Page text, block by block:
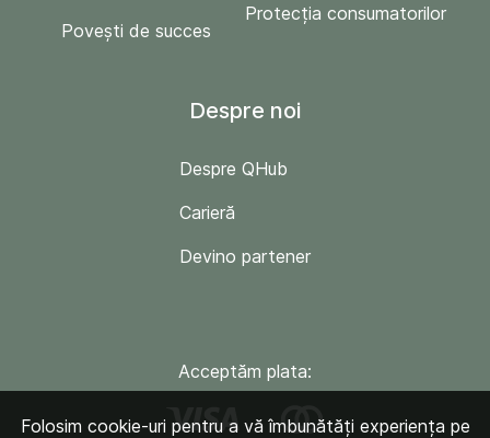
Povești de succes
Protecția consumatorilor
Despre noi
Despre QHub
Carieră
Devino partener
Acceptăm plata:
Folosim cookie-uri pentru a vă îmbunătăți experiența pe